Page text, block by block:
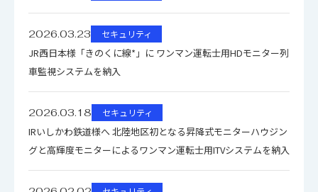
2026.03.23 セキュリティ
JR西日本様「きのくに線*」に ワンマン運転士用HDモニター列
車監視システムを納入
2026.03.18 セキュリティ
IRいしかわ鉄道様へ 北陸地区初となる昇降式モニターハウジン
グと高輝度モニターによるワンマン運転士用ITVシステムを納入